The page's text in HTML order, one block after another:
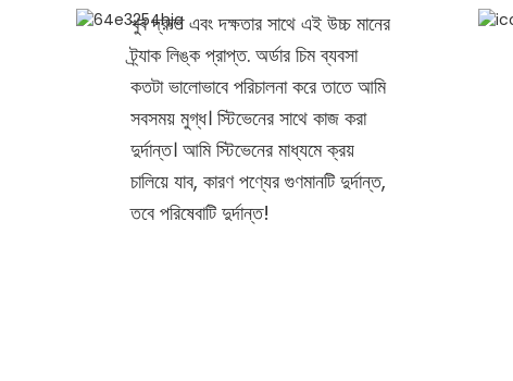
খুব দ্রুত এবং দক্ষতার সাথে এই উচ্চ মানের
ট্র্যাক লিঙ্ক প্রাপ্ত. অর্ডার চিম ব্যবসা
কতটা ভালোভাবে পরিচালনা করে তাতে আমি
সবসময় মুগ্ধ। স্টিভেনের সাথে কাজ করা
দুর্দান্ত। আমি স্টিভেনের মাধ্যমে ক্রয়
চালিয়ে যাব, কারণ পণ্যের গুণমানটি দুর্দান্ত,
তবে পরিষেবাটি দুর্দান্ত!